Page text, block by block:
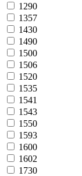
1290
1357
1430
1490
1500
1506
1520
1535
1541
1543
1550
1593
1600
1602
1730